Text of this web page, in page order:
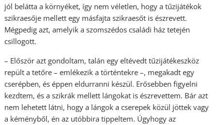
jól belátta a környéket, így nem véletlen, hogy a tűzijátékok
szikraesője mellett egy másfajta szikraesőt is észrevett.
Mégpedig azt, amelyik a szomszédos családi ház tetején
csillogott.
– Először azt gondoltam, talán egy eltévedt tűzijátékeszköz
repült a tetőre – emlékezik a történtekre –, megakadt egy
cserépben, és éppen eldurranni készül. Erősebben figyelni
kezdtem, és a szikrák mellett lángokat is észrevettem. Bár azt
nem lehetett látni, hogy a lángok a cserepek közül jöttek vagy
a kéményből, én az utóbbira tippeltem. Úgyhogy az